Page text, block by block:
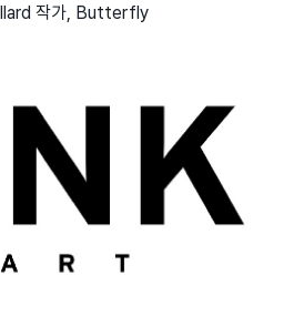
작가, Butterfly